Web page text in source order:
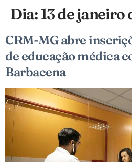
Dia:13 de janeiro
CRM-MG abre
de educação médica
Barbacena